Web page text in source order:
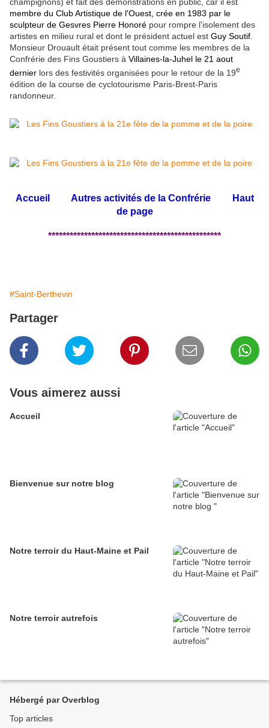
membre du Club Artistique de l'Ouest, crée en 1983 par le
sculpteur de Gesvres Pierre Honoré pour rompre l'isolement des
artistes en milieu rural et dont le président actuel est Guy Soutif
Monsieur Drouault était présent tout comme les membres de la
Confrérie des Fins Goustiers à Villaines-la-Juhel le 21 aout
dernier lors des festivités organisées pour le retour de la 19e
édition de la course de cyclotourisme Paris-Brest-Paris
randonneur.
Accueil Autres activités de la Confrérie
Haut
de page
************************************************
#Saint-Berthevin
Partager
Vous aimerez aussi
Accueil
Bienvenue sur notre blog
Notre terroir du Haut-Maine et Pail
Notre terroir autrefois
Hébergé par Overblog
Top articles